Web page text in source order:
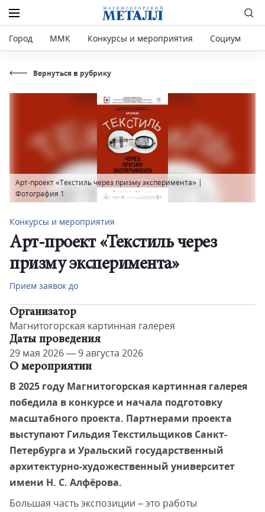
Город ММК Конкурсы и мероприятия Социум
Вернуться в рубрику
Конкурсы и мероприятия
Арт-проект «Текстиль через
призму эксперимента»
Прием заявок до
Арт-проект «Текстиль через призму эксперимента» |
Фотография 1
Организатор
Магнитогорская картинная галерея
Даты проведения
29 мая 2026 — 9 августа 2026
О мероприятии
В 2025 году Магнитогорская картинная галерея
победила в конкурсе и начала подготовку
масштабного проекта. Партнерами проекта
выступают Гильдия Текстильщиков Санкт-
Петербурга и Уральский государственный
архитектурно-художественный университет
имени Н. С. Алфёрова.
Большая часть экспозиции – это работы